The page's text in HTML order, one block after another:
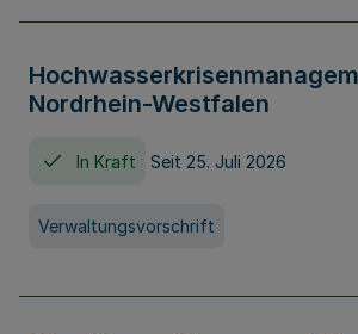
Nordrhein-Westfalen
In Kraft Seit 25. Juli 2026
Verwaltungsvorschrift